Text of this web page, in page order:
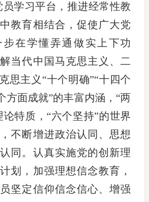
员学习平台，推进经常性教
教育相结合，促使广大党
步在学懂弄通做实上下功
当代中国马克思主义、二
思主义“十个明确”“十四个
方面成就”的丰富内涵，“两
论特质，“六个坚持”的世界
不断增进政治认同、思想
同。认真实施党的创新理
划，加强理想信念教育，
坚定信仰信念信心、增强